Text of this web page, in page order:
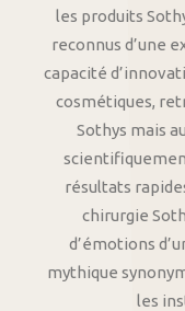
les produits
reconnus d’une
capacité
cosmétiques,
Sothys mais
résultats
chirurgie
d’émotions
mythique
les